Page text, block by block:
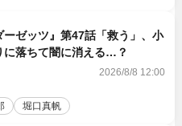
ーゼッツ』第47話「救う」、小
に落ちて闇に消える…？
2026/8/8 12:00
堀口真帆